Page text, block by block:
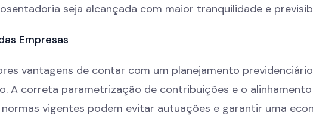
seja alcançada com maior tranquilidade e
Empresas
vantagens de contar com um planejamento
A correta parametrização de contribuições e o
vigentes podem evitar autuações e garantir uma